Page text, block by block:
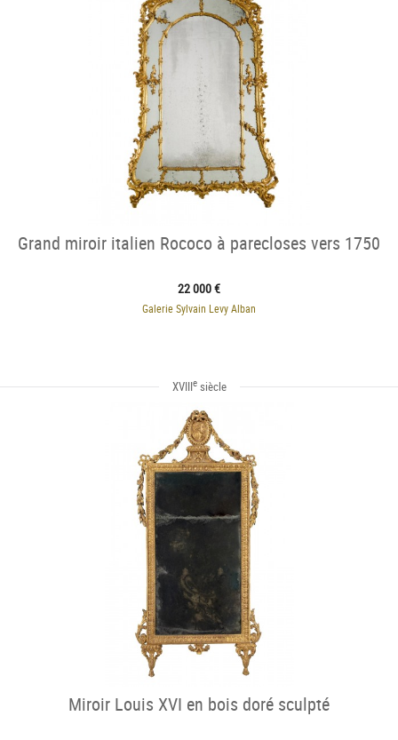
Grand miroir italien Rococo à parecloses vers 1750
22 000 €
Galerie Sylvain Levy Alban
XVIIIesiècle
Miroir Louis XVI en bois doré sculpté